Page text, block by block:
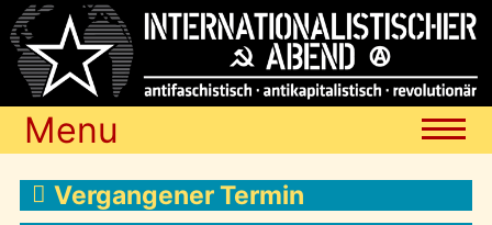
Menu
Termine
Vergangener Termin